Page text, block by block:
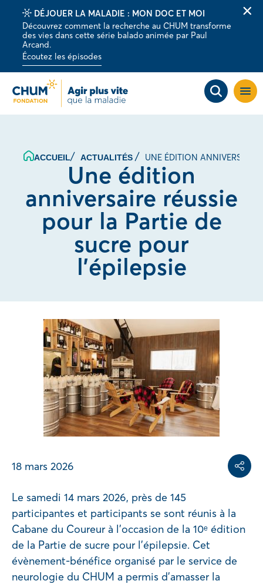
DÉJOUER LA MALADIE : MON DOC ET MOI
Découvrez comment la recherche au CHUM transforme
des vies dans cette série balado animée par Paul
Arcand.
Écoutez les épisodes
la
ACCUEIL ACTUALITÉS UNE ÉDITION ANNIVERSAIRE
Une édition
anniversaire réussie
pour la Partie de
sucre pour
l’épilepsie
18 mars 2026
Le samedi 14 mars 2026, près de 145
participantes et participants se sont réunis à la
Cabane du Coureur à l’occasion de la 10ᵉ édition
de la Partie de sucre pour l’épilepsie. Cet
évènement-bénéfice organisé par le service de
neurologie du CHUM a permis d’amasser la